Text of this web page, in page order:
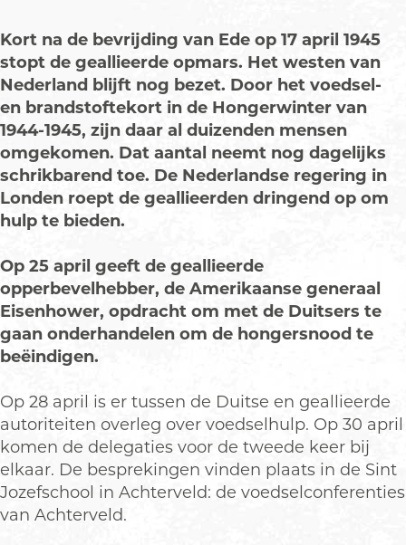
Kort na de bevrijding van Ede op 17 april 1945
stopt de geallieerde opmars. Het westen van
Nederland blijft nog bezet. Door het voedsel-
en brandstoftekort in de Hongerwinter van
1944-1945, zijn daar al duizenden mensen
omgekomen. Dat aantal neemt nog dagelijks
schrikbarend toe. De Nederlandse regering in
Londen roept de geallieerden dringend op om
hulp te bieden.
Op 25 april geeft de geallieerde
opperbevelhebber, de Amerikaanse generaal
Eisenhower, opdracht om met de Duitsers te
gaan onderhandelen om de hongersnood te
beëindigen.
Op 28 april is er tussen de Duitse en geallieerde
autoriteiten overleg over voedselhulp. Op 30 april
komen de delegaties voor de tweede keer bij
elkaar. De besprekingen vinden plaats in de Sint
Jozefschool in Achterveld: de voedselconferenties
van Achterveld.